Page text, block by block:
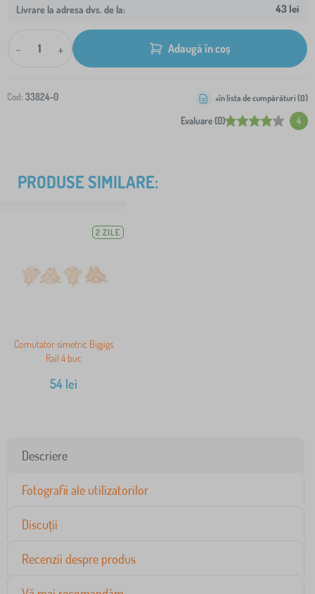
Livrare la adresa dvs. de la: 43 lei
- + Adaugă în coș
Cod: 33824-0
Evaluare (0) 4
+în lista de cumpărături (0)
PRODUSE SIMILARE:
2 ZILE
Comutator simetric Bigjigs
Rail 4 buc
54lei
Descriere
Fotografii ale utilizatorilor
Discuții
Recenzii despre produs